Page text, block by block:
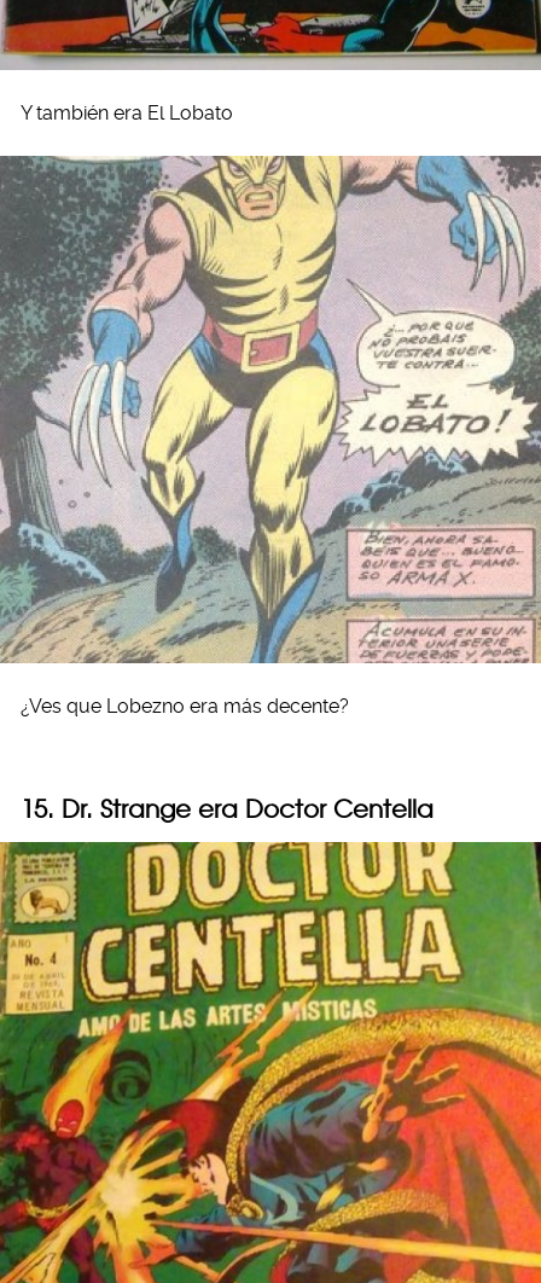
Y también era El Lobato
¿Ves que Lobezno era más decente?
15. Dr. Strange era Doctor Centella